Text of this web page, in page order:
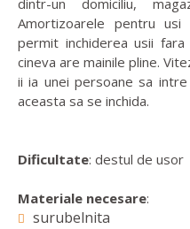
dintr-un domiciliu,
Amortizoarele pentru
permit inchiderea usii
cineva are mainile pline.
ii ia unei persoane sa
aceasta sa se inchida.
Dificultate: destul de usor
Materiale necesare:
surubelnita